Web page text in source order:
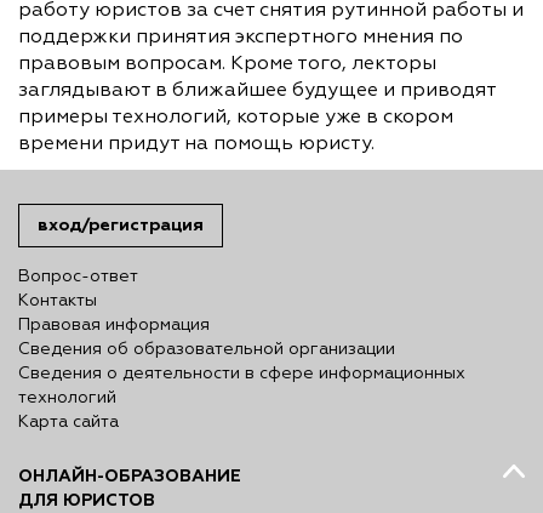
работу юристов за счет снятия рутинной работы и
поддержки принятия экспертного мнения по
правовым вопросам. Кроме того, лекторы
заглядывают в ближайшее будущее и приводят
примеры технологий, которые уже в скором
времени придут на помощь юристу.
вход/регистрация
Вопрос-ответ
Контакты
Правовая информация
Сведения об образовательной организации
Сведения о деятельности в сфере информационных
технологий
Карта сайта
ОНЛАЙН-ОБРАЗОВАНИЕ
ДЛЯ ЮРИСТОВ